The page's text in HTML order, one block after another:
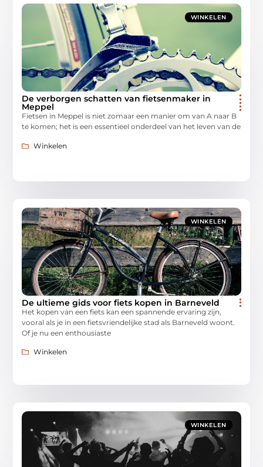
WINKELEN
De verborgen schatten van fietsenmaker in
Meppel
Fietsen in Meppel is niet zomaar een manier om van A naar B
te komen; het is een essentieel onderdeel van het leven van de
Winkelen
WINKELEN
De ultieme gids voor fiets kopen in Barneveld
Het kopen van een fiets kan een spannende ervaring zijn,
vooral als je in een fietsvriendelijke stad als Barneveld woont.
Of je nu een enthousiaste
Winkelen
WINKELEN